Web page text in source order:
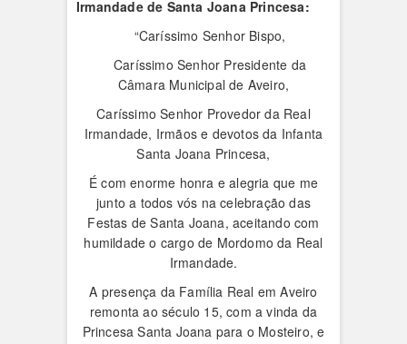
Irmandade de Santa Joana Princesa:
“Caríssimo Senhor Bispo,
Caríssimo Senhor Presidente da
Câmara Municipal de Aveiro,
Caríssimo Senhor Provedor da Real
Irmandade, Irmãos e devotos da Infanta
Santa Joana Princesa,
É com enorme honra e alegria que me
junto a todos vós na celebração das
Festas de Santa Joana, aceitando com
humildade o cargo de Mordomo da Real
Irmandade.
A presença da Família Real em Aveiro
remonta ao século 15, com a vinda da
Princesa Santa Joana para o Mosteiro, e